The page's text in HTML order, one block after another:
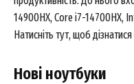
14900HX, Core i7-14700HX,
Натисніть тут, щоб
Нові ноутбуки